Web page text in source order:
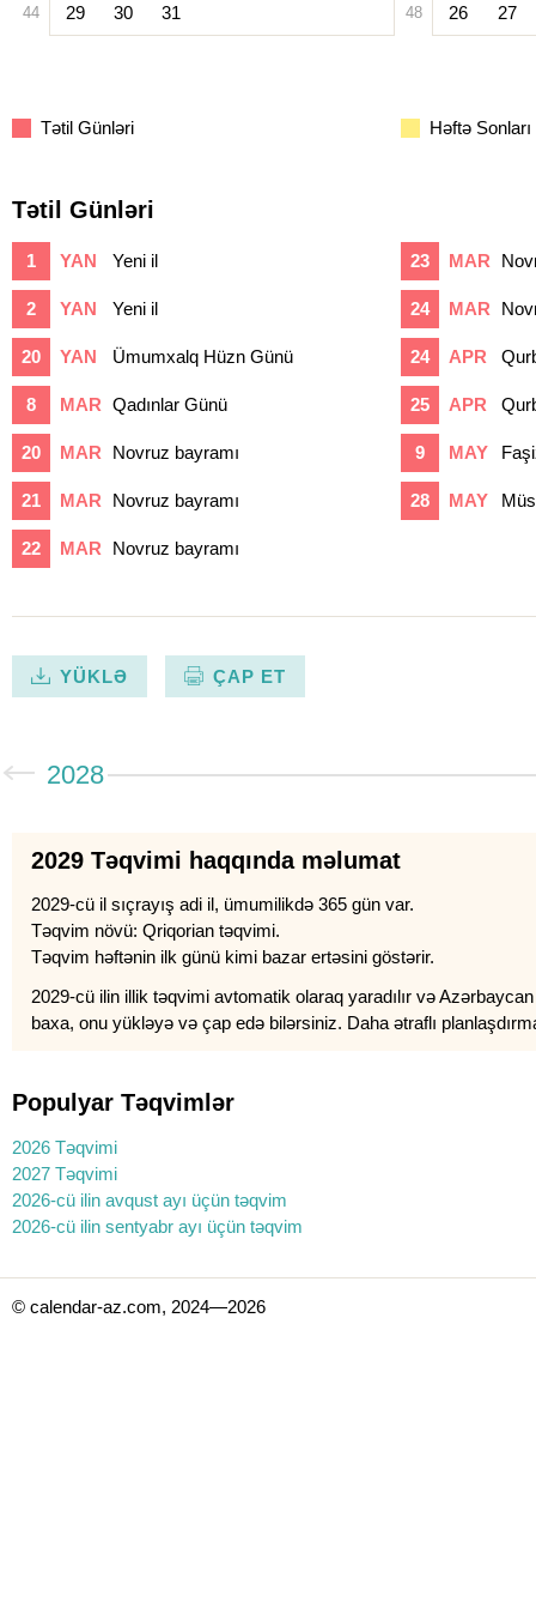
44 29 30 31 48 26 27
Tətil Günləri Həftə Sonları
Tətil Günləri
1 YAN Yeni il
2 YAN Yeni il
20 YAN Ümumxalq Hüzn Günü
8 MAR Qadınlar Günü
20 MAR Novruz bayramı
21 MAR Novruz bayramı
22 MAR Novruz bayramı
23 MAR
24 MAR
24 APR
25 APR
9 MAY
28 MAY
YÜKLƏ ÇAP ET
2028
2029 Təqvimi haqqında məlumat
2029-cü il sıçrayış adi il, ümumilikdə 365 gün var.
Təqvim növü: Qriqorian təqvimi.
Təqvim həftənin ilk günü kimi bazar ertəsini göstərir.
2029-cü ilin illik təqvimi avtomatik olaraq yaradılır və
baxa, onu yükləyə və çap edə bilərsiniz. Daha ətraflı
Populyar Təqvimlər
2026 Təqvimi
2027 Təqvimi
2026-cü ilin avqust ayı üçün təqvim
2026-cü ilin sentyabr ayı üçün təqvim
© calendar-az.com, 2024—2026